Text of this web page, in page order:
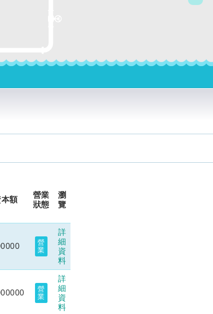
額
營業
狀態
瀏
覽
營
業
詳
細
資
料
營
業
詳
細
資
料